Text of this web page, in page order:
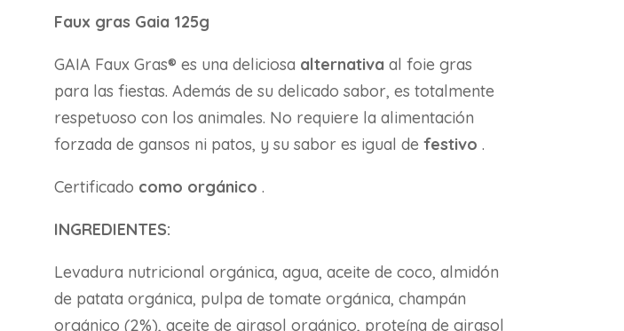
Faux gras Gaia 125g
GAIA Faux Gras® es una deliciosa alternativaal foie gras
para las fiestas. Además de su delicado sabor, es totalmente
respetuoso con los animales. No requiere la alimentación
forzada de gansos ni patos, y su sabor es igual de festivo .
Certificado como orgánico .
INGREDIENTES:
Levadura nutricional orgánica, agua, aceite de coco, almidón
de patata orgánica, pulpa de tomate orgánica, champán
orgánico (2%), aceite de girasol orgánico, proteína de girasol